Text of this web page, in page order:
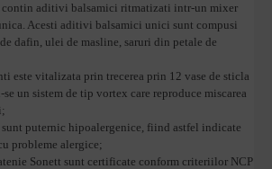
contin aditivi balsamici ritmatizati intr-un mixer
Acesti aditivi balsamici unici sunt compusi
dafin, ulei de masline, saruri din petale de
este vitalizata prin trecerea prin 12 vase de sticla
un sistem de tip vortex care reproduce miscarea
puternic hipoalergenice, fiind astfel indicate
probleme alergice;
Sonett sunt certificate conform criteriilor NCP